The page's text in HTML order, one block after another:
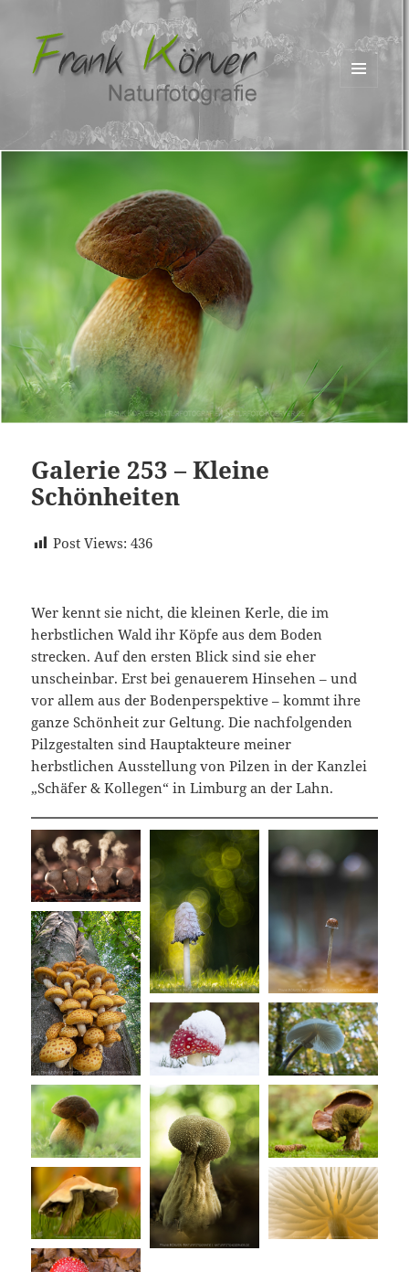
Galerie 253 – Kleine
Schönheiten
Post Views: 436
Wer kennt sie nicht, die kleinen Kerle, die im
herbstlichen Wald ihr Köpfe aus dem Boden
strecken. Auf den ersten Blick sind sie eher
unscheinbar. Erst bei genauerem Hinsehen – und
vor allem aus der Bodenperspektive – kommt ihre
ganze Schönheit zur Geltung. Die nachfolgenden
Pilzgestalten sind Hauptakteure meiner
herbstlichen Ausstellung von Pilzen in der Kanzlei
„Schäfer & Kollegen“ in Limburg an der Lahn.